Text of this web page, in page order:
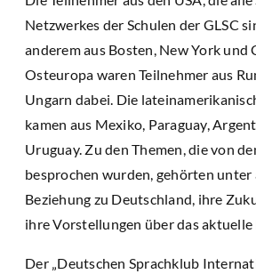
Netzwerkes der Schulen der GLSC
anderem aus Bosten, New York und
Osteuropa waren Teilnehmer aus
Ungarn dabei. Die
kamen aus Mexiko, Paraguay,
Uruguay. Zu den Themen, die von
besprochen wurden, gehörten unter
Beziehung zu Deutschland, ihre
ihre Vorstellungen über das aktuelle
Der „Deutschen Sprachklub